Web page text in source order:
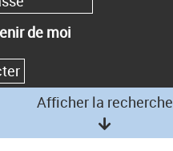
de moi
Afficher la recherche